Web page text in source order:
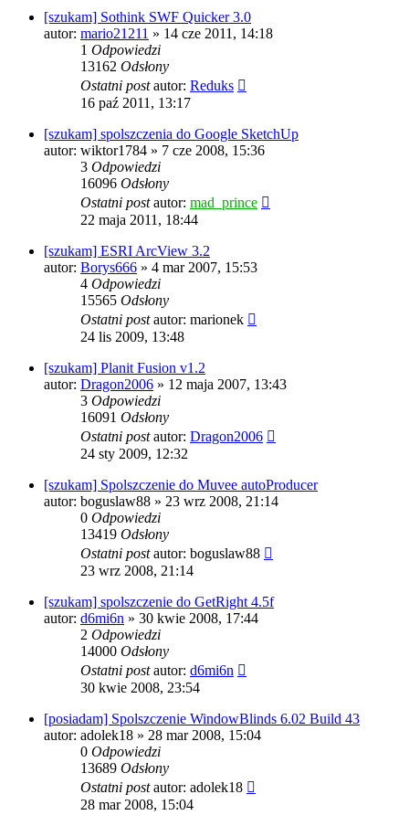
[szukam] Sothink SWF Quicker 3.0
autor: mario21211 » 14 cze 2011, 14:18
1 Odpowiedzi
13162 Odsłony
Ostatni postautor: Reduks
16 paź 2011, 13:17
[szukam] spolszczenia do Google SketchUp
autor: wiktor1784 » 7 cze 2008, 15:36
3 Odpowiedzi
16096 Odsłony
Ostatni postautor: mad_prince
22 maja 2011, 18:44
[szukam] ESRI ArcView 3.2
autor: Borys666 » 4 mar 2007, 15:53
4 Odpowiedzi
15565 Odsłony
Ostatni postautor: marionek
24 lis 2009, 13:48
[szukam] Planit Fusion v1.2
autor: Dragon2006 » 12 maja 2007, 13:43
3 Odpowiedzi
16091 Odsłony
Ostatni postautor: Dragon2006
24 sty 2009, 12:32
[szukam] Spolszczenie do Muvee autoProducer
autor: boguslaw88 » 23 wrz 2008, 21:14
0 Odpowiedzi
13419 Odsłony
Ostatni postautor: boguslaw88
23 wrz 2008, 21:14
[szukam] spolszczenie do GetRight 4.5f
autor: d6mi6n » 30 kwie 2008, 17:44
2 Odpowiedzi
14000 Odsłony
Ostatni postautor: d6mi6n
30 kwie 2008, 23:54
[posiadam] Spolszczenie WindowBlinds 6.02 Build 43
autor: adolek18 » 28 mar 2008, 15:04
0 Odpowiedzi
13689 Odsłony
Ostatni postautor: adolek18
28 mar 2008, 15:04